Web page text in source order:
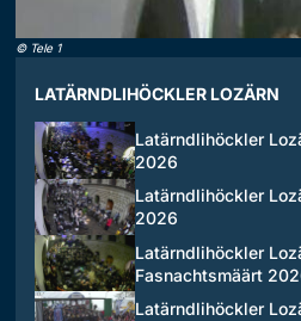
© Tele 1
LATÄRNDLIHÖCKLER LOZÄRN
Latärndlihöckler
2026
Latärndlihöckler
2026
Latärndlihöckler
Fasnachtsmäärt
Latärndlihöckler